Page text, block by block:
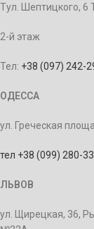
Тул. Шептицкого, 6
2-й этаж
Тел: +38 (097) 242-
ОДЕССА
ул. Греческая
тел +38 (099) 280-
ЛЬВОВ
ул. Щирецкая, 36,